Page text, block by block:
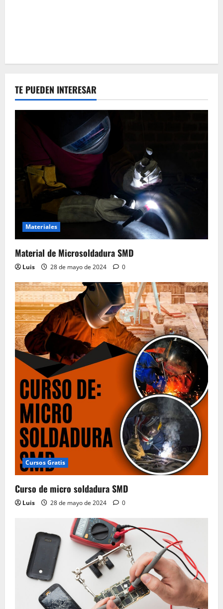
TE PUEDEN INTERESAR
Materiales
Material de Microsoldadura SMD
Luis 28 de mayo de 2024 0
Cursos Gratis
Curso de micro soldadura SMD
Luis 28 de mayo de 2024 0